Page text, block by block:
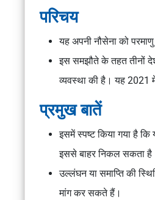
परिचय
यह अपनी नौसेना को
इस समझौते के तहत तीनों
व्यवस्था की है। यह 2021
प्रमुख बातें
इसमें स्पष्ट किया गया है कि
इससे बाहर निकल सकता
उल्लंघन या समाप्ति की
मांग कर सकते हैं।